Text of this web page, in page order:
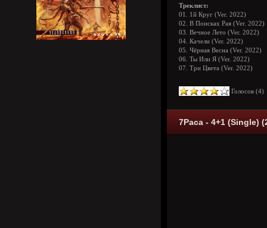
Треклист:
01. 1й Круг (Ver. 2022)
02. В Поисках Рая (Ver. 2022)
03. Вечное Лето (Ver. 2022)
04. Качели (Ver. 2022)
05. Чёрная Весна (Ver. 2022)
06. Ты Или Я (Ver. 2022)
07. Три Цвета (Ver. 2022)
Голосов (4
7Раса - 4+1 (Single)